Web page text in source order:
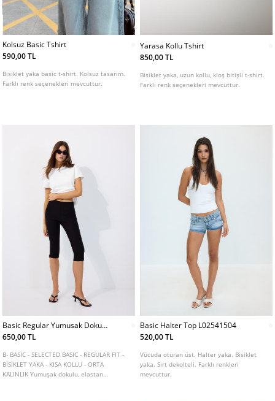
Kolsuz Basic Tshirt
590,00 TL
Bisiklet yaka basic t-shirt. Kolsuz tasarım.
Farklı renk seçenekleri mevcuttur.
Yarasa Kollu Tshirt
850,00 TL
Bisiklet yaka, uzun kollu, kloş bitişli t-shirt.
Farklı renk seçenekleri mevcuttur.
Basic Regular Yumusak Dokulu
Tshirt
650,00 TL
B- BASIC - SELECTED BASIC - REGULAR FIT -
BİSİKLET YAKA - KISA KOLLU - ORTA
KALINLIK Yumuşak dokulu, elastan
Basic Halter Top L02541504
520,00 TL
Vücuda oturan üst. Halter yaka. Bisiklet
yaka. Sırt dekolteli. Farklı renkleri
mevcuttur.